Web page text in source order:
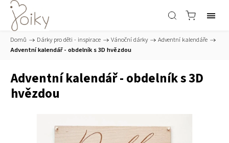
Domů / Dárky pro děti - inspirace / Vánoční dárky / Adventní kalendáře /
Adventní kalendář - obdelník s 3D hvězdou
Adventní kalendář - obdelník s 3D
hvězdou